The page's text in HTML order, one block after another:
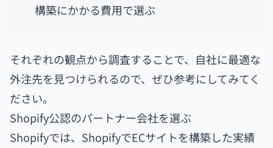
構築にかかる費用で選ぶ
それぞれの観点から調査することで、自社に最適な
外注先を見つけられるので、ぜひ参考にしてみてく
ださい。
Shopify公認のパートナー会社を選ぶ
Shopifyでは、ShopifyでECサイトを構築した実績